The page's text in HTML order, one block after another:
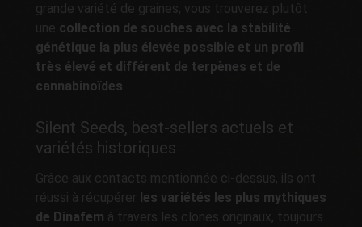
grande variété de graines, vous trouverez plutôt
une collection de souches avec la stabilité
génétique la plus élevée possible et un profil
très élevé et différent de terpènes et de
cannabinoïdes.
Silent Seeds, best-sellers actuels et
variétés historiques
Grâce aux contacts mentionnée ci-dessus, ils ont
réussi à récupérer les variétés les plus mythiques
de Dinafem à travers les clones originaux, toujours